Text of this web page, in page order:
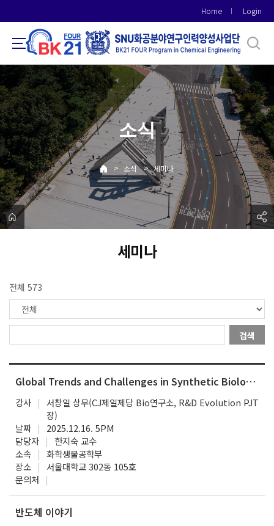
로
메
뉴
Home Login
소식
> 소식 > 세미나
세미나
전체 573
검색
Global Trends and Challenges in Synthetic Biology and Biomanufacturing
강사
서창일 상무(CJ제일제당 Bio연구소, R&D Evolution PJT
장)
날짜
2025.12.16. 5PM
담당자
한지숙 교수
소속
화학생물공학부
장소
서울대학교 302동 105호
문의처
반도체 이야기